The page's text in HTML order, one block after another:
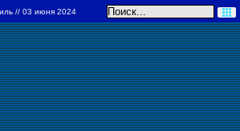
// 03 июня 2024